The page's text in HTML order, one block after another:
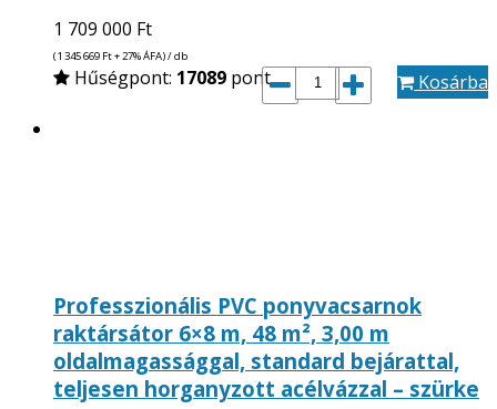
1 709 000 Ft
(1 345 669 Ft+ 27% ÁFA) / db
Hűségpont: 17089 pont Kosárba
Professzionális PVC ponyvacsarnok
raktársátor 6×8 m, 48 m², 3,00 m
oldalmagassággal, standard bejárattal,
teljesen horganyzott acélvázzal – szürke